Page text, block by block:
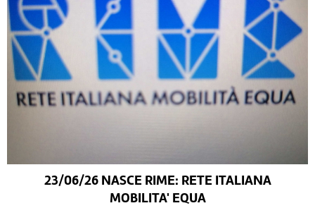
23/06/26 NASCE RIME: RETE ITALIANA
MOBILITA' EQUA